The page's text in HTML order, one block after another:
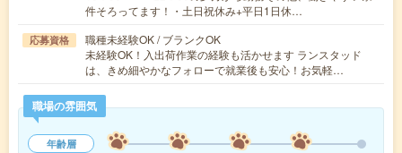
件そろってます！・土日祝休み+平日1日休…
応募資格
職種未経験OK / ブランクOK
未経験OK！入出荷作業の経験も活かせます ランスタッド
は、きめ細やかなフォローで就業後も安心！お気軽…
職場の雰囲気
年齢層